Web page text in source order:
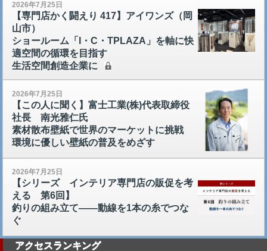
2026年7月25日
【専門店かく闘えり 417】アイワンズ（岡
山市）
ショールーム「I・C・TPLAZA」を軸に快
適空間の循環を目指す
生活空間創造企業に
2026年7月25日
【この人に聞く】富士工業(株)代表取締役
社長 南光雅仁氏
素材散布壁紙で世界のマーケットに挑戦
環境に優しい壁紙の普及をめざす
2026年7月25日
【シリーズ インテリア専門店の販促を考
える 第6回】
釣りの組み立て――動線を1本の糸でつな
ぐ
アクセスランキング